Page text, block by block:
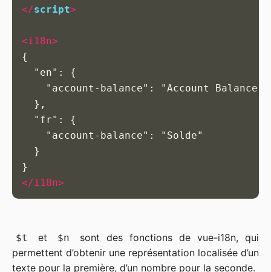
</script>
<i18n>
{
  "en": {
    "account-balance": "Account Balance"
  },
  "fr": {
    "account-balance": "Solde"
  }
</i18n>
$t et $n
sont des fonctions de vue-i18n, qui
permettent d’obtenir une représentation localisée d’un
texte pour la première, d’un nombre pour la seconde.